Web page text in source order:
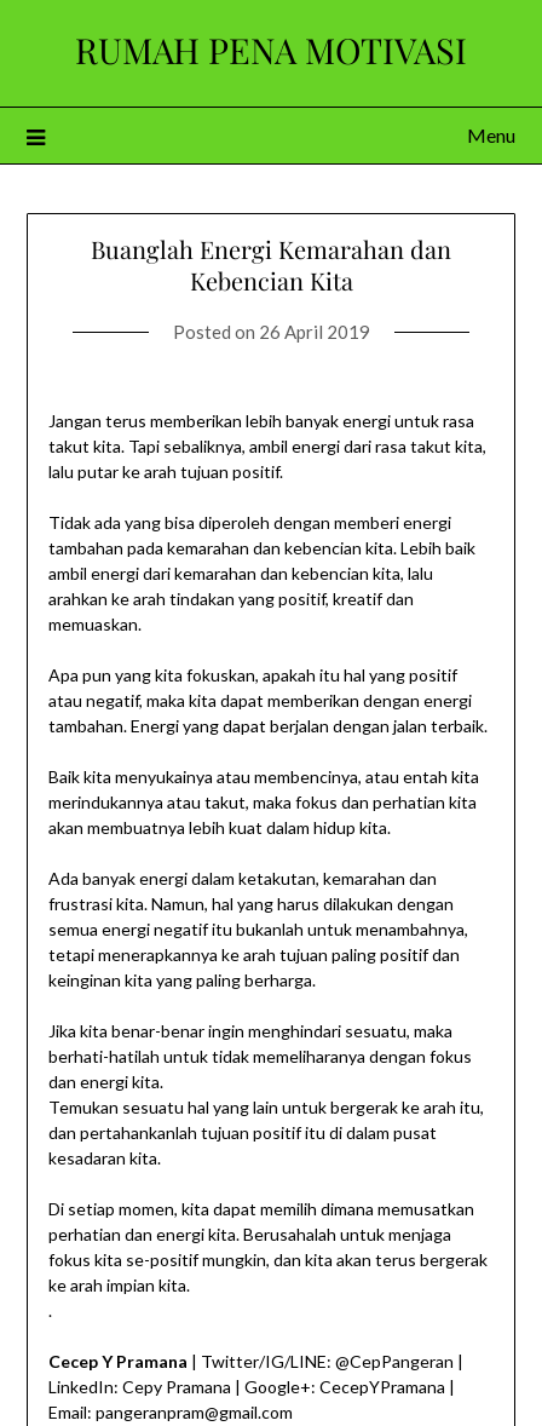
RUMAH PENA MOTIVASI
Menu
Buanglah Energi Kemarahan dan
Kebencian Kita
Posted on 26 April 2019
Jangan terus memberikan lebih banyak energi untuk rasa
takut kita. Tapi sebaliknya, ambil energi dari rasa takut kita,
lalu putar ke arah tujuan positif.
Tidak ada yang bisa diperoleh dengan memberi energi
tambahan pada kemarahan dan kebencian kita. Lebih baik
ambil energi dari kemarahan dan kebencian kita, lalu
arahkan ke arah tindakan yang positif, kreatif dan
memuaskan.
Apa pun yang kita fokuskan, apakah itu hal yang positif
atau negatif, maka kita dapat memberikan dengan energi
tambahan. Energi yang dapat berjalan dengan jalan terbaik.
Baik kita menyukainya atau membencinya, atau entah kita
merindukannya atau takut, maka fokus dan perhatian kita
akan membuatnya lebih kuat dalam hidup kita.
Ada banyak energi dalam ketakutan, kemarahan dan
frustrasi kita. Namun, hal yang harus dilakukan dengan
semua energi negatif itu bukanlah untuk menambahnya,
tetapi menerapkannya ke arah tujuan paling positif dan
keinginan kita yang paling berharga.
Jika kita benar-benar ingin menghindari sesuatu, maka
berhati-hatilah untuk tidak memeliharanya dengan fokus
dan energi kita.
Temukan sesuatu hal yang lain untuk bergerak ke arah itu,
dan pertahankanlah tujuan positif itu di dalam pusat
kesadaran kita.
Di setiap momen, kita dapat memilih dimana memusatkan
perhatian dan energi kita. Berusahalah untuk menjaga
fokus kita se-positif mungkin, dan kita akan terus bergerak
ke arah impian kita.
.
Cecep Y Pramana | Twitter/IG/LINE: @CepPangeran |
LinkedIn: Cepy Pramana | Google+: CecepYPramana |
Email: pangeranpram@gmail.com